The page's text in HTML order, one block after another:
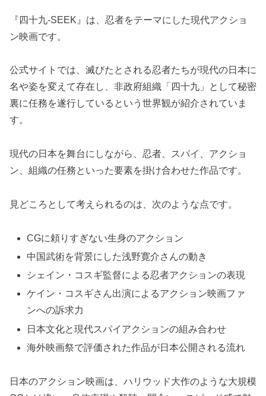
『四十九-SEEK』は、忍者をテーマにした現代アクショ
ン映画です。
公式サイトでは、滅びたとされる忍者たちが現代の日本に
名や姿を変えて存在し、非政府組織「四十九」として秘密
裏に任務を遂行しているという世界観が紹介されていま
す。
現代の日本を舞台にしながら、忍者、スパイ、アクショ
ン、組織の任務といった要素を掛け合わせた作品です。
見どころとして考えられるのは、次のような点です。
CGに頼りすぎない生身のアクション
中国武術を背景にした浅野寛介さんの動き
シェイン・コスギ監督による忍者アクションの表現
ケイン・コスギさん出演によるアクション映画ファ
ンへの訴求力
日本文化と現代スパイアクションの組み合わせ
海外映画祭で評価された作品が日本公開される流れ
日本のアクション映画は、ハリウッド大作のような大規模